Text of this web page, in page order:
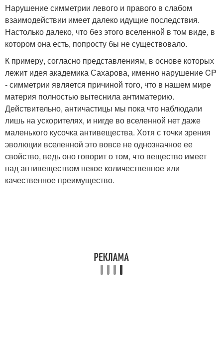
Нарушение симметрии левого и правого в слабом
взаимодействии имеет далеко идущие последствия.
Настолько далеко, что без этого вселенной в том виде, в
котором она есть, попросту бы не существовало.
К примеру, согласно представлениям, в основе которых
лежит идея академика Сахарова, именно нарушение CP
- симметрии является причиной того, что в нашем мире
материя полностью вытеснила антиматерию.
Действительно, античастицы мы пока что наблюдали
лишь на ускорителях, и нигде во вселенной нет даже
маленького кусочка антивещества. Хотя с точки зрения
эволюции вселенной это вовсе не однозначное ее
свойство, ведь оно говорит о том, что вещество имеет
над антивеществом некое количественное или
качественное преимущество.